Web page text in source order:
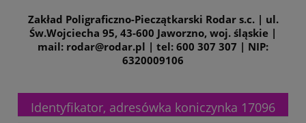
Zakład Poligraficzno-Pieczątkarski Rodar s.c. | ul.
Św.Wojciecha 95, 43-600 Jaworzno, woj. śląskie |
mail: rodar@rodar.pl | tel: 600 307 307 | NIP:
6320009106
Identyfikator, adresówka koniczynka 17096